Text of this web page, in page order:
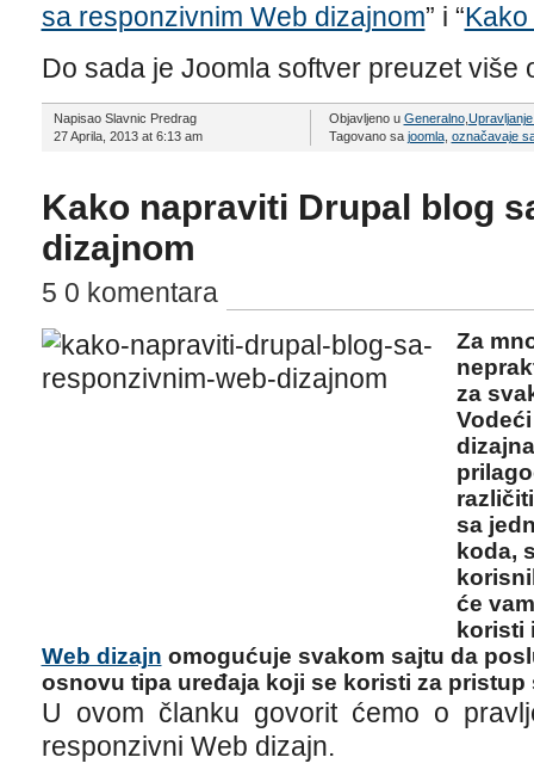
sa responzivnim Web dizajnom” i “
Do sada je Joomla softver preuzet više
Napisao Slavnic Predrag
27 Aprila, 2013 at 6:13 am
Objavljeno u Generalno,
Tagovano sa joomla, označavaje
Kako napraviti Drupal blog
dizajnom
5 0 komentara
Za
za
sa
koda,
će
koristi
Web dizajn omogućuje svakom sajtu da
osnovu tipa uređaja koji se koristi za pristup
U ovom članku govorit ćemo o
responzivni Web dizajn.